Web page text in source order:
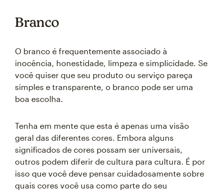
Branco
O branco é frequentemente associado à
inocência, honestidade, limpeza e simplicidade. Se
você quiser que seu produto ou serviço pareça
simples e transparente, o branco pode ser uma
boa escolha.
Tenha em mente que esta é apenas uma visão
geral das diferentes cores. Embora alguns
significados de cores possam ser universais,
outros podem diferir de cultura para cultura. É por
isso que você deve pensar cuidadosamente sobre
quais cores você usa como parte do seu